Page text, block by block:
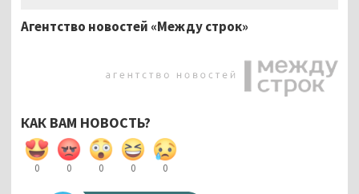
Агентство новостей «Между строк»
КАК ВАМ НОВОСТЬ?
0 0 0 0 0